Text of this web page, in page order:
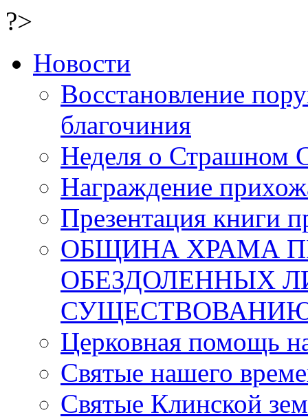
?>
Новости
Восстановление
благочиния
Неделя о Страшном
Награждение
Презентация книги
ОБЩИНА ХРАМА
ОБЕЗДОЛЕННЫХ
Церковная помощь
Святые нашего
Святые Клинской